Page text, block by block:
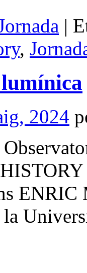
|
,
2024